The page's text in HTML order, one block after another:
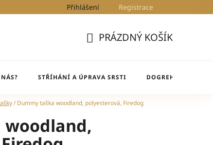
Blog DogRehab
Přihlášení Registrace
KOŠÍK
PRÁZDNÝ KOŠÍK
STŘÍHÁNÍ A ÚPRAVA SRSTI DOGREHAB
/ Dummy taška woodland, polyesterová, Firedog
woodland,